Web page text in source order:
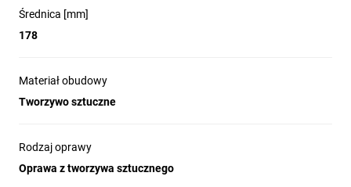
Średnica [mm]
178
Materiał obudowy
Tworzywo sztuczne
Rodzaj oprawy
Oprawa z tworzywa sztucznego